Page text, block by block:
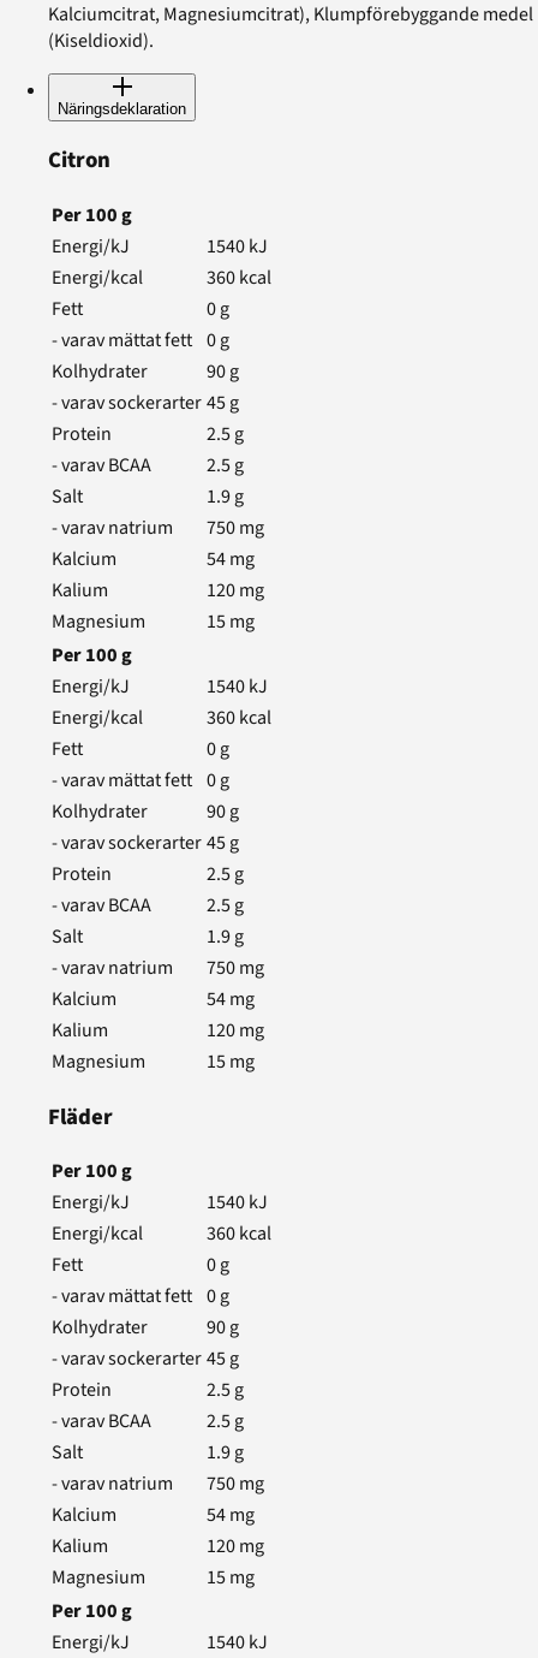
Kalciumcitrat, Magnesiumcitrat), Klumpförebyggande medel
(Kiseldioxid).
Näringsdeklaration
Citron
Per100g
Energi/kJ
1540kJ
Energi/kcal
360kcal
Fett
0g
- varav mättat fett 0g
Kolhydrater
90g
- varav sockerarter45g
Protein
2.5g
- varav BCAA
2.5g
Salt
1.9g
- varav natrium
750mg
Kalcium
54mg
Kalium
120mg
Magnesium
15mg
Per100g
Energi/kJ
1540kJ
Energi/kcal
360kcal
Fett
0g
- varav mättat fett 0g
Kolhydrater
90g
- varav sockerarter45g
Protein
2.5g
- varav BCAA
2.5g
Salt
1.9g
- varav natrium
750mg
Kalcium
54mg
Kalium
120mg
Magnesium
15mg
Fläder
Per100g
Energi/kJ
1540kJ
Energi/kcal
360kcal
Fett
0g
- varav mättat fett 0g
Kolhydrater
90g
- varav sockerarter45g
Protein
2.5g
- varav BCAA
2.5g
Salt
1.9g
- varav natrium
750mg
Kalcium
54mg
Kalium
120mg
Magnesium
15mg
Per100g
Energi/kJ
1540kJ